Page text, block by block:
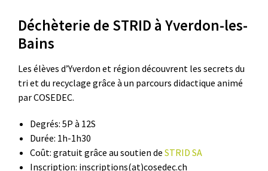
Déchèterie de STRID à Yverdon-les-
Bains
Les élèves d’Yverdon et région découvrent les secrets du
tri et du recyclage grâce à un parcours didactique animé
par COSEDEC.
Degrés: 5P à 12S
Durée: 1h-1h30
Coût: gratuit grâce au soutien de STRID SA
Inscription: inscriptions(at)cosedec.ch